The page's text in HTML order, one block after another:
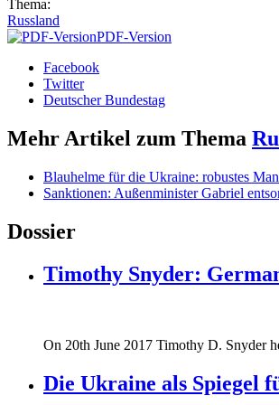
Thema:
Russland
PDF-Version
Facebook
Twitter
Deutscher Bundestag
Mehr Artikel zum Thema
Blauhelme für die Ukraine: robustes
Sanktionen: Außenminister Gabriel
Dossier
Timothy Snyder:
On 20th June 2017 Timothy D. Snyder
Die Ukraine als Spiegel